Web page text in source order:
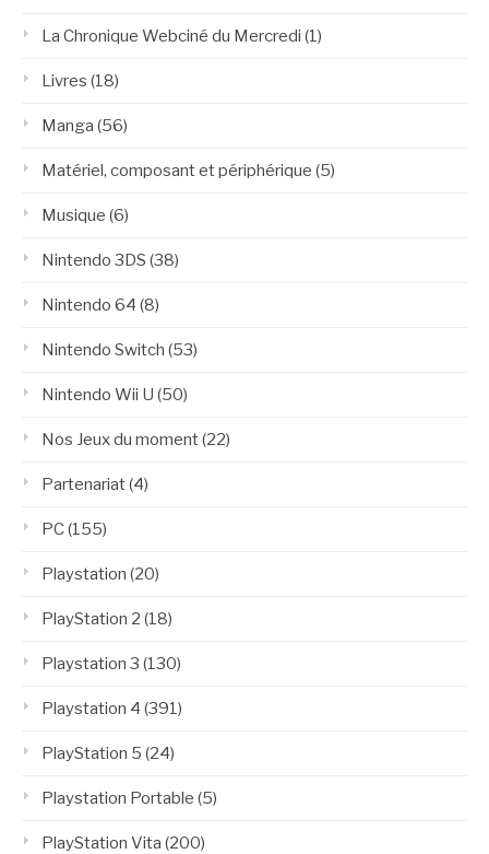
La Chronique Webciné du Mercredi (1)
Livres (18)
Manga (56)
Matériel, composant et périphérique (5)
Musique (6)
Nintendo 3DS (38)
Nintendo 64 (8)
Nintendo Switch (53)
Nintendo Wii U (50)
Nos Jeux du moment(22)
Partenariat(4)
PC(155)
Playstation (20)
PlayStation 2 (18)
Playstation 3 (130)
Playstation 4 (391)
PlayStation 5 (24)
Playstation Portable (5)
PlayStation Vita (200)